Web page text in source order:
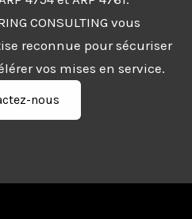
CONSULTING vous
reconnue pour sécuriser
vos mises en service.
nous